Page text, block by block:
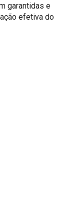
garantidas e
efetiva do